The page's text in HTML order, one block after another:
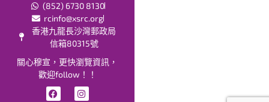
(852) 6730 8130
rcinfo@xsrc.org
香港九龍長沙灣郵政局
信箱80315號
關心穆宣，更快瀏覽資訊，
歡迎follow！！